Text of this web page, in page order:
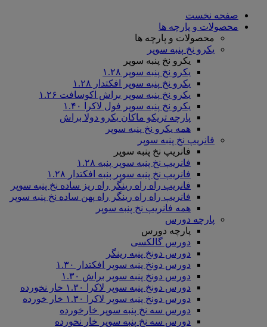
صفحه نخست
محصولات و پارچه ها
محصولات و پارچه ها
یکرو نخ پنبه سوپر
یکرو نخ پنبه سوپر
یکرو نخ پنبه سوپر ۱.۲۸
یکرو نخ پنبه سوپر افکتدار ۱.۲۸
یکرو نخ پنبه سوپر براش اکوسافت ۱.۲۶
یکرو نخ پنبه سوپر فول لاکرا ۱.۴۰
پارچه تریکو ماکان یکرو دولا براش
همه یکرو نخ پنبه سوپر
فانریپ نخ پنبه سوپر
فانریپ نخ پنبه سوپر
فانریپ نخ پنبه سوپر پنبه ۱.۲۸
فانریپ نخ پنبه سوپر پنبه افکتدار ۱.۲۸
فانریپ راه راه رینگر راه ریز ساده نخ پنبه سوپر
فانریپ راه راه رینگر راه پهن ساده نخ پنبه سوپر
همه فانریپ نخ پنبه سوپر
پارچه دورس
پارچه دورس
دورس گالکسی
دورس دونخ پنبه رینگر
دورس دونخ پنبه سوپر افکتدار ۱.۳۰
دورس دونخ پنبه سوپر براش ۱.۳۰
دورس دونخ پنبه سوپر لاکرا ۱.۳۰ خار نخورده
دورس دونخ پنبه سوپر لاکرا ۱.۳۰ خار خورده
دورس سه نخ پنبه سوپر خارخورده
دورس سه نخ پنبه سوپر خار نخورده